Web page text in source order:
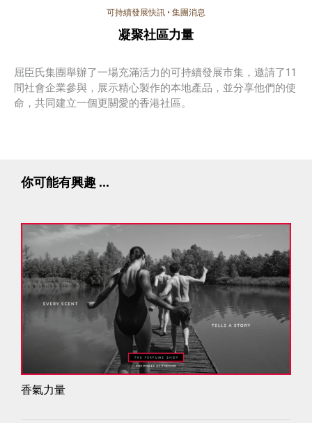
可持續發展快訊 • 集團消息
凝聚社區力量
屈臣氏集團舉辦了一場充滿活力的可持續發展市集，邀請了11
間社會企業參與，展示精心製作的本地產品，並分享他們的使
命，共同建立一個更關愛的香港社區。
你可能有興趣 ...
香氣力量